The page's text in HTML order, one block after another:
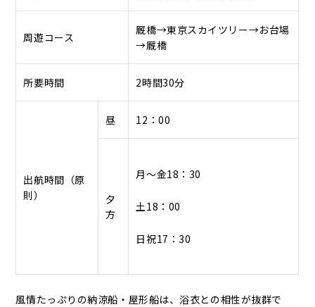
周遊コース
厩橋→東京スカイツリー→お台場
→厩橋
所要時間 2時間30分
出航時間（原
則）
昼 12：00
夕
方
月～金18：30
土18：00
日祝17：30
風情たっぷりの納涼船・屋形船は、浴衣との相性が抜群で